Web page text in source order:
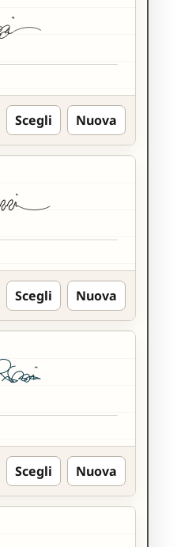
Scegli Nuova
Scegli Nuova
Scegli Nuova